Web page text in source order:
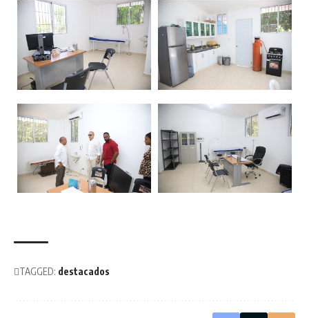
TAGGED: destacados